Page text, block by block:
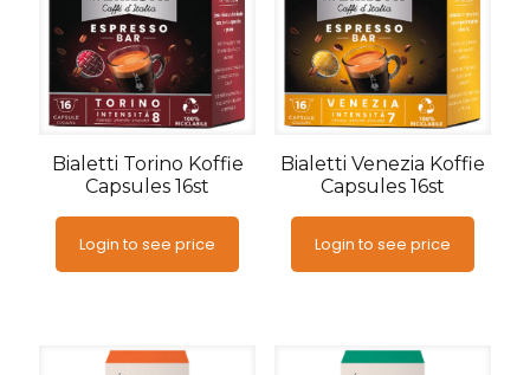
Bialetti Torino Koffie
Capsules 16st
Login to see price
Bialetti Venezia Koffie
Capsules 16st
Login to see price